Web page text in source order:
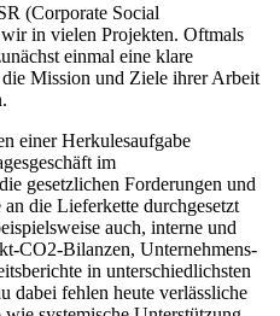
(Corporate Social
in vielen Projekten. Oftmals
einmal eine klare
Mission und Ziele ihrer Arbeit
einer Herkulesaufgabe
im
gesetzlichen Forderungen und
die Lieferkette durchgesetzt
auch, interne und
CO2-Bilanzen, Unternehmens-
in unterschiedlichsten
dabei fehlen heute verlässliche